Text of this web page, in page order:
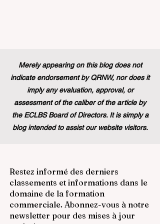
Merely appearing on this blog does not
indicate endorsement by QRNW, nor does it
imply any evaluation, approval, or
assessment of the caliber of the article by
the ECLBS Board of Directors. It is simply a
blog intended to assist our website visitors.
Restez informé des derniers
classements et informations dans le
domaine de la formation
commerciale. Abonnez-vous à notre
newsletter pour des mises à jour